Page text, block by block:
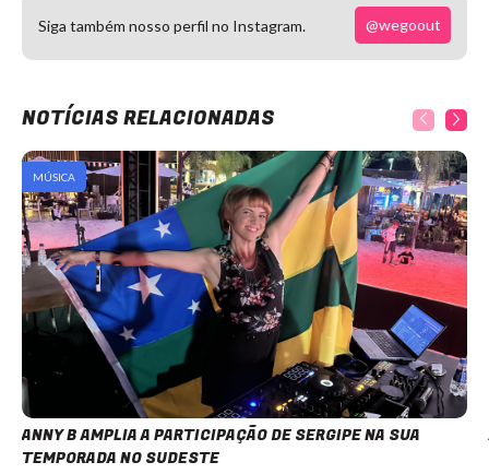
Siga também nosso perfil no Instagram. @wegoout
NOTÍCIAS RELACIONADAS
MÚSICA
ANNY B AMPLIA A PARTICIPAÇÃO DE SERGIPE NA SUA
TEMPORADA NO SUDESTE